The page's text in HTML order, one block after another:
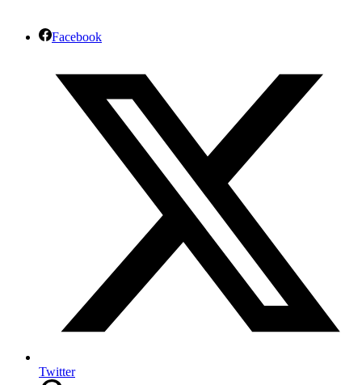
Facebook
Twitter